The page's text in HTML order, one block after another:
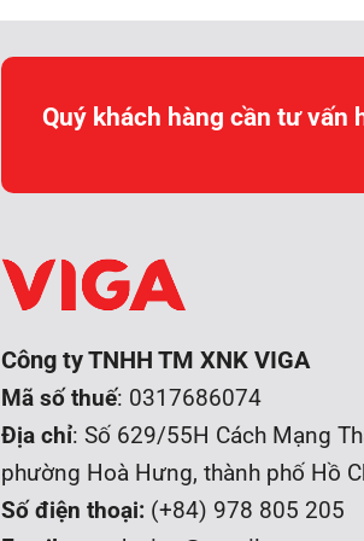
Quý khách hàng cần tư
Công ty TNHH TM XNK VIGA
Mã số thuế: 0317686074
Địa chỉ: Số 629/55H Cách Mạng
phường Hoà Hưng, thành phố Hồ
Số điện thoại: (+84) 978 805 205